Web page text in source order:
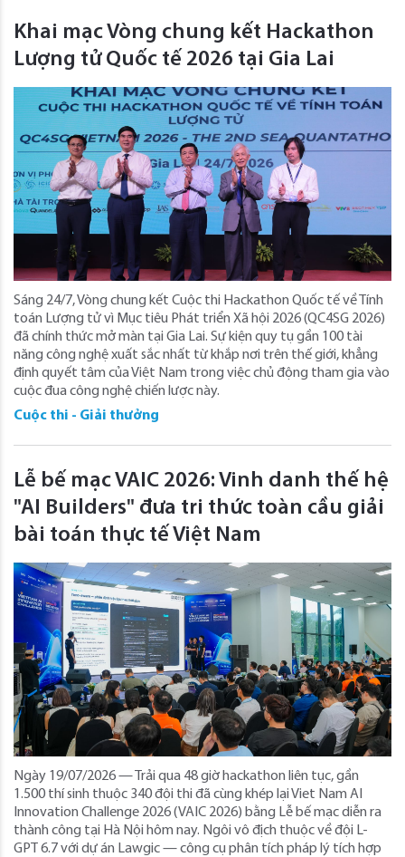
Khai mạc Vòng chung kết Hackathon
Lượng tử Quốc tế 2026 tại Gia Lai
Sáng 24/7, Vòng chung kết Cuộc thi Hackathon Quốc tế về Tính
toán Lượng tử vì Mục tiêu Phát triển Xã hội 2026 (QC4SG 2026)
đã chính thức mở màn tại Gia Lai. Sự kiện quy tụ gần 100 tài
năng công nghệ xuất sắc nhất từ khắp nơi trên thế giới, khẳng
định quyết tâm của Việt Nam trong việc chủ động tham gia vào
cuộc đua công nghệ chiến lược này.
Cuộc thi - Giải thưởng
Lễ bế mạc VAIC 2026: Vinh danh thế hệ
"AI Builders" đưa tri thức toàn cầu giải
bài toán thực tế Việt Nam
Ngày 19/07/2026 — Trải qua 48 giờ hackathon liên tục, gần
1.500 thí sinh thuộc 340 đội thi đã cùng khép lại Viet Nam AI
Innovation Challenge 2026 (VAIC 2026) bằng Lễ bế mạc diễn ra
thành công tại Hà Nội hôm nay. Ngôi vô địch thuộc về đội L-
GPT 6.7 với dự án Lawgic — công cụ phân tích pháp lý tích hợp